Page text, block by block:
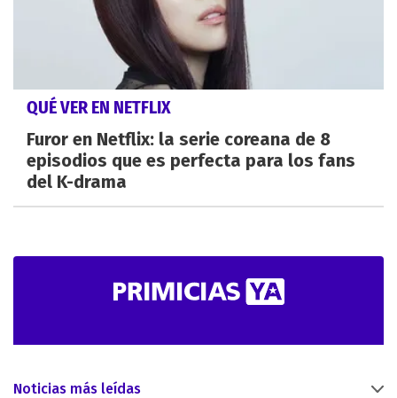
QUÉ VER EN NETFLIX
Furor en Netflix: la serie coreana de 8
episodios que es perfecta para los fans
del K-drama
Noticias más leídas